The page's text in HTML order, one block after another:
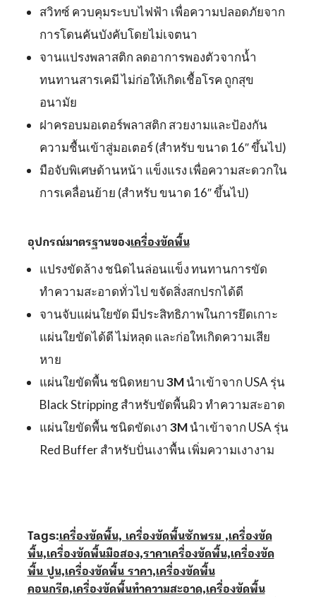
สวิทซ์ ควบคุมระบบไฟฟ้า เพื่อความปลอดภัยจาก
การโดนคันบังคับโดยไม่เจตนา
จานแปรงพลาสติก ลดอาการพองตัวจากน้ำ
ทนทานสารเคมี ไม่ก่อให้เกิดเชื้อโรค ถูกสุข
อนามัย
ฝาครอบมอเตอร์พลาสติก สวยงามและป้องกัน
ความชื้นเข้าสู่มอเตอร์ (สำหรับ ขนาด 16″ ขึ้นไป)
มือจับพิเศษด้านหน้า แข็งแรง เพื่อความสะดวกใน
การเคลื่อนย้าย (สำหรับ ขนาด 16″ ขึ้นไป)
อุปกรณ์มาตรฐานของเครื่องขัดพื้น
แปรงขัดล้าง ชนิดไนล่อนแข็ง ทนทานการขัด
ทำความสะอาดทั่วไป ขจัดสิ่งสกปรกได้ดี
จานจับแผ่นใยขัด มีประสิทธิภาพในการยึดเกาะ
แผ่นใยขัดได้ดี ไม่หลุด และก่อใหเกิดความเสีย
หาย
แผ่นใยขัดพื้น ชนิดหยาบ3Mนำเข้าจาก USA รุ่น
Black Stripping สำหรับขัดพื้นผิว ทำความสะอาด
แผ่นใยขัดพื้น ชนิดขัดเงา3Mนำเข้าจาก USA รุ่น
Red Buffer สำหรับปั่นเงาพื้น เพิ่มความเงางาม
Tags:เครื่องขัดพื้น, เครื่องขัดพื้นซักพรม ,เครื่องขัด
พื้น,เครื่องขัดพื้นมือสอง,ราคาเครื่องขัดพื้น,เครื่องขัด
พื้น ปูน,เครื่องขัดพื้น ราคา,เครื่องขัดพื้น
คอนกรีต,เครื่องขัดพื้นทำความสะอาด,เครื่องขัดพื้น